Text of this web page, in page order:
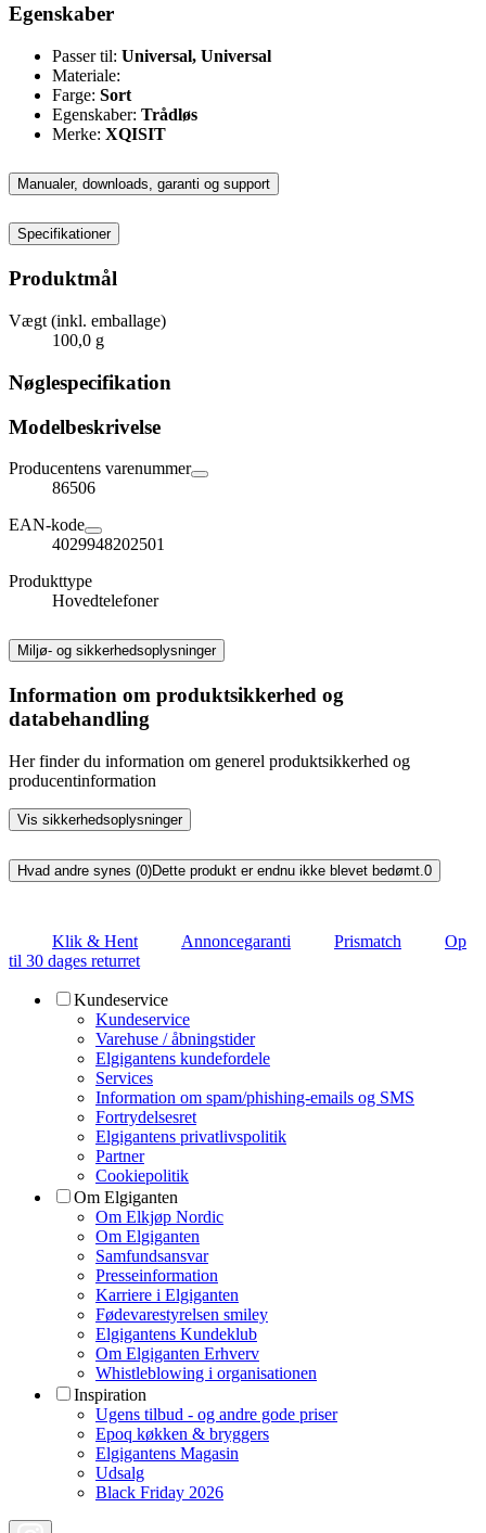
Egenskaber
Passer til: Universal, Universal
Materiale:
Farge: Sort
Egenskaber: Trådløs
Merke: XQISIT
Manualer, downloads, garanti og support
Specifikationer
Produktmål
Vægt (inkl. emballage)
100,0 g
Nøglespecifikation
Modelbeskrivelse
Producentens varenummer
86506
EAN-kode
4029948202501
Produkttype
Hovedtelefoner
Miljø- og sikkerhedsoplysninger
Information om produktsikkerhed og
databehandling
Her finder du information om generel produktsikkerhed og
producentinformation
Vis sikkerhedsoplysninger
Hvad andre synes (0)Dette produkt er endnu ikke blevet bedømt. 0
Klik & Hent Annoncegaranti Prismatch
Op
til 30 dages returret
Kundeservice
Kundeservice
Varehuse / åbningstider
Elgigantens kundefordele
Services
Information om spam/phishing-emails og SMS
Fortrydelsesret
Elgigantens privatlivspolitik
Partner
Cookiepolitik
Om Elgiganten
Om Elkjøp Nordic
Om Elgiganten
Samfundsansvar
Presseinformation
Karriere i Elgiganten
Fødevarestyrelsen smiley
Elgigantens Kundeklub
Om Elgiganten Erhverv
Whistleblowing i organisationen
Inspiration
Ugens tilbud - og andre gode priser
Epoq køkken & bryggers
Elgigantens Magasin
Udsalg
Black Friday 2026